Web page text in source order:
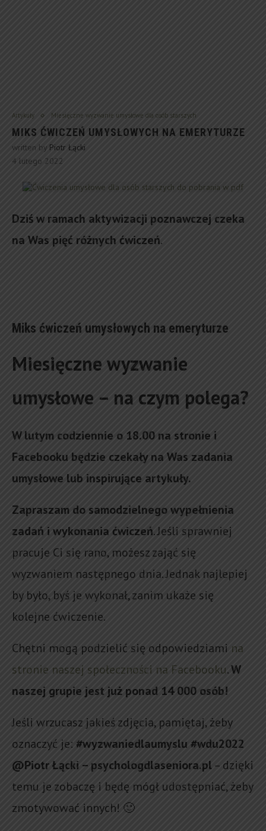
Artykuły Miesięczne wyzwanie umysłowe dla osób starszych
MIKS ĆWICZEŃ UMYSŁOWYCH NA EMERYTURZE
written by Piotr Łącki
4 lutego 2022
Dziś w ramach aktywizacji poznawczej czeka
na Was pięć różnych ćwiczeń.
Miks ćwiczeń umysłowych na emeryturze
Miesięczne wyzwanie
umysłowe – na czym polega?
W lutym codziennie o 18.00 na stronie i
Facebooku będzie czekały na Was zadania
umysłowe lub inspirujące artykuły.
Zapraszam do samodzielnego wypełnienia
zadań i wykonania ćwiczeń. Jeśli sprawniej
pracuje Ci się rano, możesz zająć się
wyzwaniem następnego dnia. Jednak najlepiej
by było, byś je wykonał, zanim ukaże się
kolejne ćwiczenie.
Chętni mogą podzielić się odpowiedziami na
stronie naszej społeczności na Facebooku.W
naszej grupie jest już ponad 14 000 osób!
Jeśli wrzucasz jakieś zdjęcia, pamiętaj, żeby
oznaczyć je: #wyzwaniedlaumyslu #wdu2022
@Piotr Łącki – psychologdlaseniora.pl– dzięki
temu je zobaczę i będę mógł udostępniać, żeby
zmotywować innych! 🙂